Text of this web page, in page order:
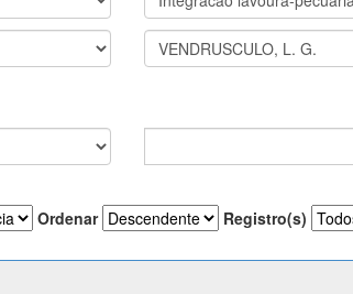
Ordenar Registro(s)